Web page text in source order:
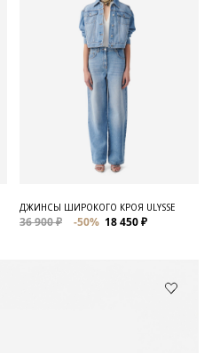
ДЖИНСЫ ШИРОКОГО КРОЯ ULYSSE
36 900 ₽ -50% 18 450 ₽